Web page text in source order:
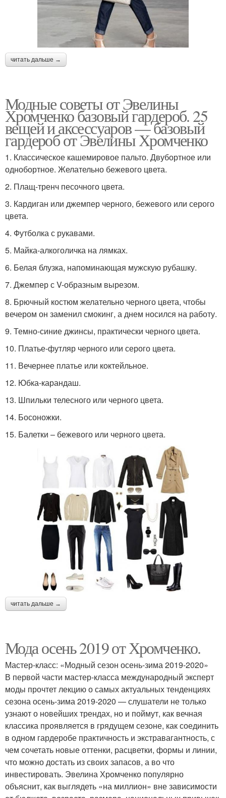
читать дальше →
Модные советы от Эвелины
Хромченко базовый гардероб. 25
вещей и аксессуаров — базовый
гардероб от Эвелины Хромченко
1. Классическое кашемировое пальто. Двубортное или
однобортное. Желательно бежевого цвета.
2. Плащ-тренч песочного цвета.
3. Кардиган или джемпер черного, бежевого или серого
цвета.
4. Футболка с рукавами.
5. Майка-алкоголичка на лямках.
6. Белая блузка, напоминающая мужскую рубашку.
7. Джемпер с V-образным вырезом.
8. Брючный костюм желательно черного цвета, чтобы
вечером он заменил смокинг, а днем носился на работу.
9. Темно-синие джинсы, практически черного цвета.
10. Платье-футляр черного или серого цвета.
11. Вечернее платье или коктейльное.
12. Юбка-карандаш.
13. Шпильки телесного или черного цвета.
14. Босоножки.
15. Балетки – бежевого или черного цвета.
читать дальше →
Мода осень 2019 от Хромченко.
Мастер-класс: «Модный сезон осень-зима 2019-2020»
В первой части мастер-класса международный эксперт
моды прочтет лекцию о самых актуальных тенденциях
сезона осень-зима 2019-2020 — слушатели не только
узнают о новейших трендах, но и поймут, как вечная
классика проявляется в грядущем сезоне, как соединить
в одном гардеробе практичность и экстравагантность, с
чем сочетать новые оттенки, расцветки, формы и линии,
что можно достать из своих запасов, а во что
инвестировать. Эвелина Хромченко популярно
объяснит, как выглядеть «на миллион» вне зависимости